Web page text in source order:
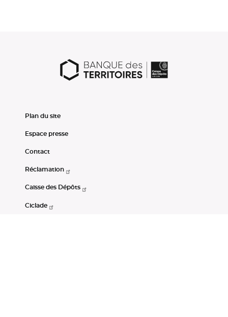
Plan du site
Espace presse
Contact
Réclamation
Caisse des Dépôts
Ciclade